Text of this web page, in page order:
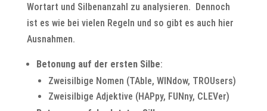
Wortart und Silbenanzahl zu analysieren. Dennoch
ist es wie bei vielen Regeln und so gibt es auch hier
Ausnahmen.
Betonung auf der ersten Silbe:
Zweisilbige Nomen (TAble, WINdow, TROUsers)
Zweisilbige Adjektive (HAPpy, FUNny, CLEVer)